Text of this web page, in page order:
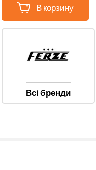
В корзину
Всі бренди